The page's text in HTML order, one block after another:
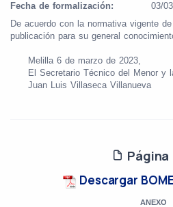
Fecha de formalización:
03/
De acuerdo con la normativa vigente
publicación para su general
Melilla 6 de marzo de 2023,
El Secretario Técnico del Menor y
Juan Luis Villaseca Villanueva
Página
Descargar
ANEXO